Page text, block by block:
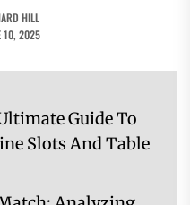
HILL
10, 2025
Guide To
Slots And Table